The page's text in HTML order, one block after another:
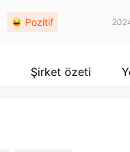
enstrümanları ve eğitim
Pozitif
Şirket özeti